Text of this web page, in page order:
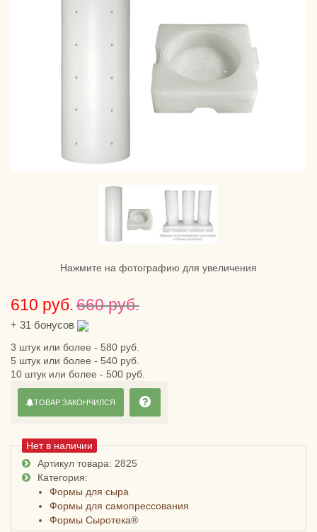
Нажмите на фотографию для увеличения
610 руб.660 руб.
+ 31 бонусов
3 штук или более - 580 руб.
5 штук или более - 540 руб.
10 штук или более - 500 руб.
Нет в наличии
Артикул товара: 2825
Категория:
Формы для сыра
Формы для самопрессования
Формы Сыротека®
ТОВАР ЗАКОНЧИЛСЯ